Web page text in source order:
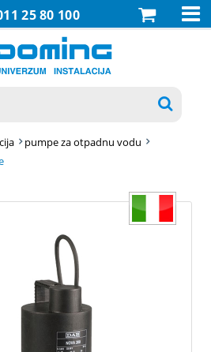
25 80 100 

pumpe za otpadnu vodu